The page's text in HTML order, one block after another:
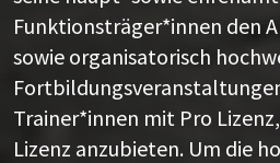
Funktionsträger*innen den
sowie organisatorisch
Trainer*innen mit Pro
Lizenz anzubieten. Um die